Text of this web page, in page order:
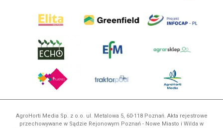
AgroHorti Media Sp. z o.o. ul. Metalowa 5, 60-118 Poznań. Akta rejestrowe
przechowywane w Sądzie Rejonowym Poznań - Nowe Miasto i Wilda w